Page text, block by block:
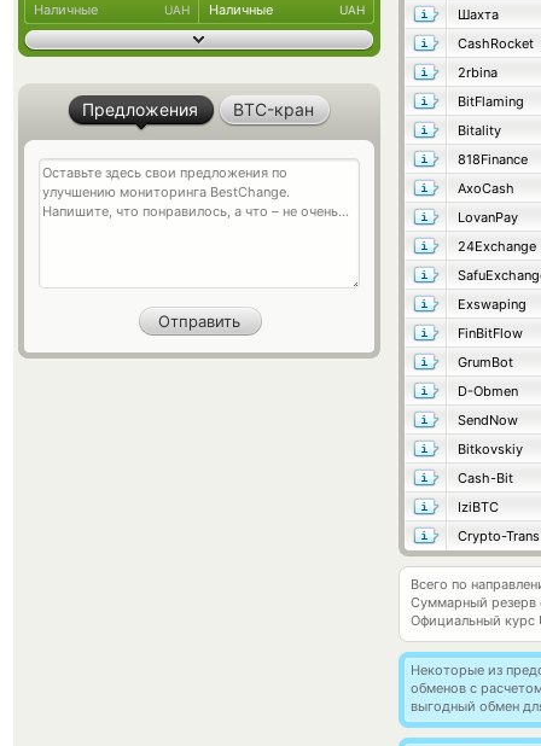
Шахта
CashRocket
2rbina
BitFlaming
Bitality
818Finance
AxoCash
LovanPay
24Exchange
Exswaping
FinBitFlow
GrumBot
D-Obmen
SendNow
Bitkovskiy
Cash-Bit
IziBTC
Crypto-Trans
Всего по
Суммарный резерв
Официальный курс
Некоторые из
обменов с
выгодный обмен
Наличные UAH Наличные UAH
Предложения BTC-кран